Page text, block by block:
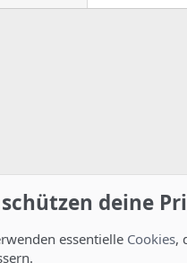
Foren ISPConfig
deine
essentielle Cookies,